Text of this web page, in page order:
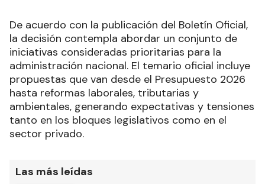
De acuerdo con la publicación del Boletín Oficial,
la decisión contempla abordar un conjunto de
iniciativas consideradas prioritarias para la
administración nacional. El temario oficial incluye
propuestas que van desde el Presupuesto 2026
hasta reformas laborales, tributarias y
ambientales, generando expectativas y tensiones
tanto en los bloques legislativos como en el
sector privado.
Las más leídas